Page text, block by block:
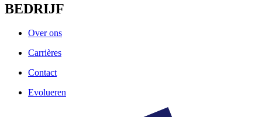
BEDRIJF
Over ons
Carrières
Contact
Evolueren